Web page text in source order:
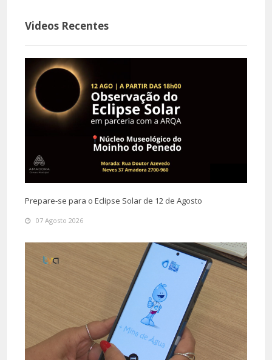
Videos Recentes
Prepare-se para o Eclipse Solar de 12 de Agosto
07 Agosto 2026